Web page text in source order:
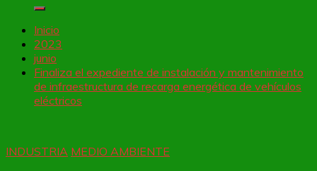
Inicio
2023
junio
Finaliza el expediente de instalación y mantenimiento
de infraestructura de recarga energética de vehículos
eléctricos
INDUSTRIA MEDIO AMBIENTE